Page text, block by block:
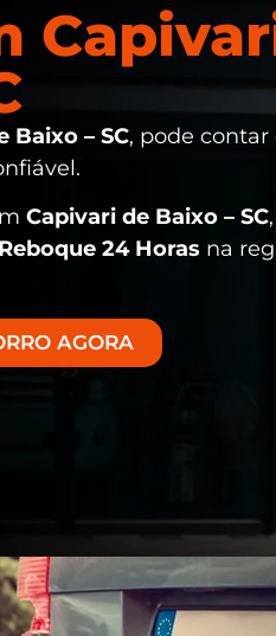
Baixo – SC, pode
Capivari de Baixo – SC
Reboque 24 Horas na
AGORA